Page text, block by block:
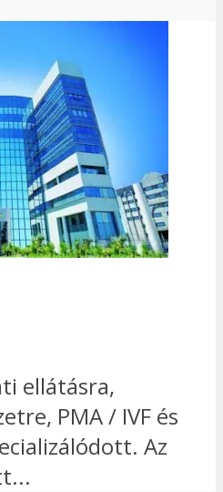
ellátásra,
PMA / IVF és
Az